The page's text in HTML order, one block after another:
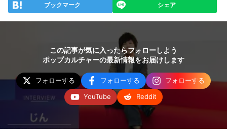
ブックマーク シェア
この記事が気に入ったらフォローしよう
ポップカルチャーの最新情報をお届けします
フォローする フォローする
フォローする
YouTube
Reddit